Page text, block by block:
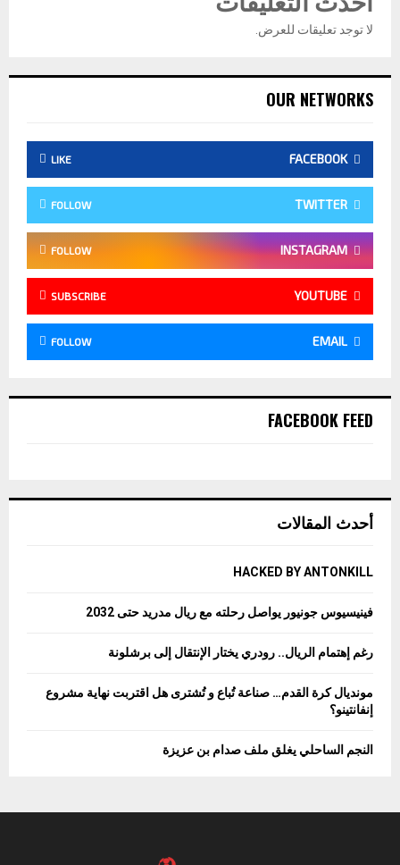
لا توجد تعليقات للعرض.
OUR NETWORKS
FACEBOOK
LIKE
TWITTER
FOLLOW
INSTAGRAM
FOLLOW
YOUTUBE
SUBSCRIBE
EMAIL
FOLLOW
FACEBOOK FEED
أحدث المقالات
HACKED BY ANTONKILL
فينيسيوس جونيور يواصل رحلته مع ريال مدريد حتى 2032
رغم إهتمام الريال.. رودري يختار الإنتقال إلى برشلونة
مونديال كرة القدم… صناعة تُباع و تُشترى هل اقتربت نهاية مشروع
إنفانتينو؟
النجم الساحلي يغلق ملف صدام بن عزيزة